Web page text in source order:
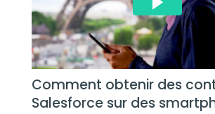
Comment obtenir des
Salesforce sur des